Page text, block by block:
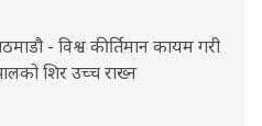
- विश्व कीर्तिमान कायम गरी
शिर उच्च राख्न